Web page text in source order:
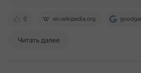
0 en.wikipedia.org
Читать далее